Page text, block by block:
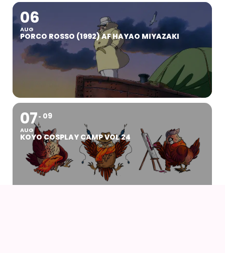
06
AUG
PORCO ROSSO (1992) AF HAYAO MIYAZAKI
07
AUG
09
KOYO COSPLAY CAMP VOL 24